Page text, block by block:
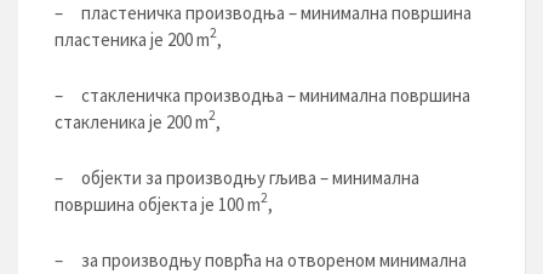
– пластеничка производња – минимална површина
пластеника је 200 m2,
– стакленичка производња – минимална површина
стакленика је 200 m2,
– објекти за производњу гљива – минимална
површина објекта је 100 m2,
– за производњу поврћа на отвореном минимална